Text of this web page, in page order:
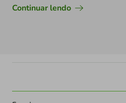
Continuar lendo